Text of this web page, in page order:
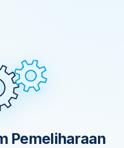
Pemeliharaan